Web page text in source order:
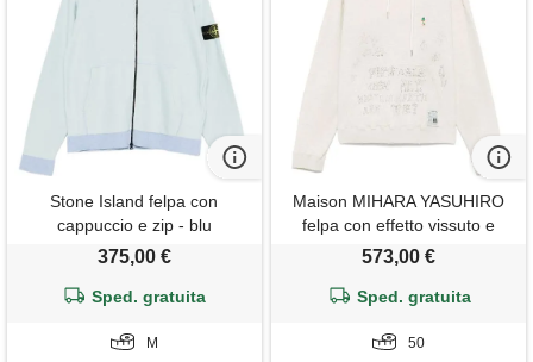
Stone Island felpa con
cappuccio e zip - blu
375,00 €
Sped. gratuita
M
Maison MIHARA YASUHIRO
felpa con effetto vissuto e
cappuccio - toni neutri
573,00 €
Sped. gratuita
50